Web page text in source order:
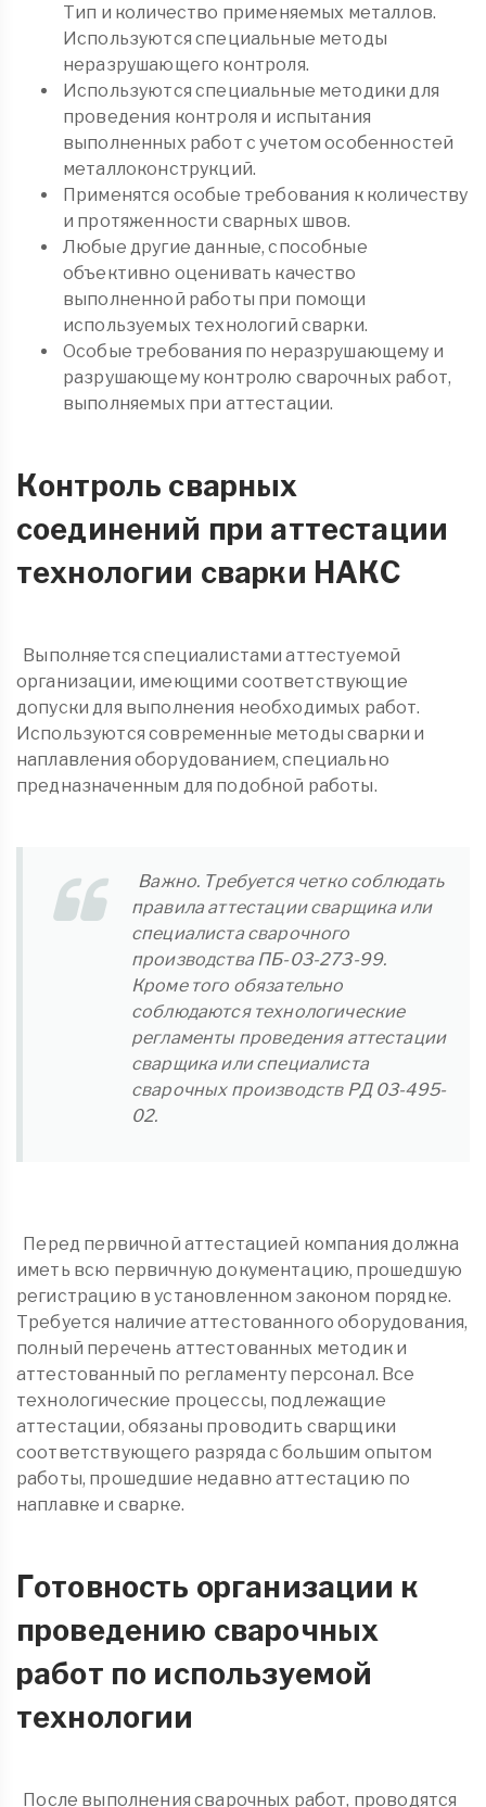
Тип и количество применяемых металлов.
Используются специальные методы
неразрушающего контроля.
Используются специальные методики для
проведения контроля и испытания
выполненных работ с учетом особенностей
металлоконструкций.
Применятся особые требования к количеству
и протяженности сварных швов.
Любые другие данные, способные
объективно оценивать качество
выполненной работы при помощи
используемых технологий сварки.
Особые требования по неразрушающему и
разрушающему контролю сварочных работ,
выполняемых при аттестации.
Контроль сварных
соединений при аттестации
технологии сварки НАКС
Выполняется специалистами аттестуемой
организации, имеющими соответствующие
допуски для выполнения необходимых работ.
Используются современные методы сварки и
наплавления оборудованием, специально
предназначенным для подобной работы.
Важно. Требуется четко соблюдать
правила аттестации сварщика или
специалиста сварочного
производства ПБ-03-273-99.
Кроме того обязательно
соблюдаются технологические
регламенты проведения аттестации
сварщика или специалиста
сварочных производств РД 03-495-
02.
Перед первичной аттестацией компания должна
иметь всю первичную документацию, прошедшую
регистрацию в установленном законом порядке.
Требуется наличие аттестованного оборудования,
полный перечень аттестованных методик и
аттестованный по регламенту персонал. Все
технологические процессы, подлежащие
аттестации, обязаны проводить сварщики
соответствующего разряда с большим опытом
работы, прошедшие недавно аттестацию по
наплавке и сварке.
Готовность организации к
проведению сварочных
работ по используемой
технологии
После выполнения сварочных работ, проводятся